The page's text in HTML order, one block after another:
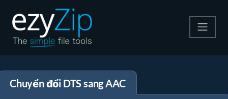
Giải nén
Chuyển đổi DTS sang AAC